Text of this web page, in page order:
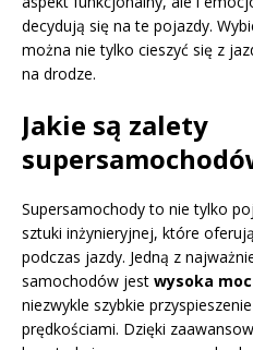
decydują się na te pojazdy.
można nie tylko cieszyć się z
na drodze.
Jakie są zalety
Supersamochody to nie tylko
sztuki inżynieryjnej, które
podczas jazdy. Jedną z
samochodów jest wysoka
niezwykle szybkie
prędkościami. Dzięki